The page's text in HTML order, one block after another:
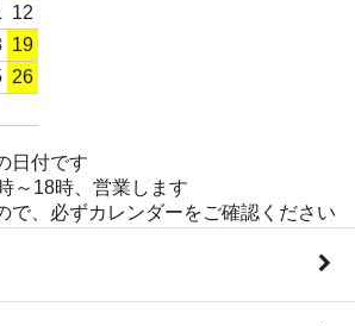
12
19
26
日付です
～18時、営業します
で、必ずカレンダーをご確認ください